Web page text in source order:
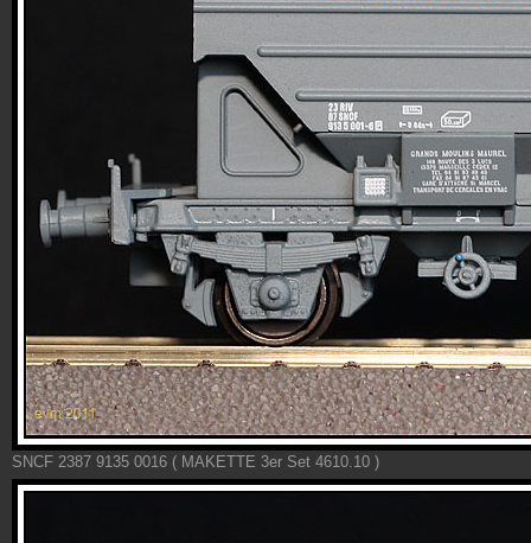
SNCF 2387 9135 0016 ( MAKETTE 3er Set 4610.10 )